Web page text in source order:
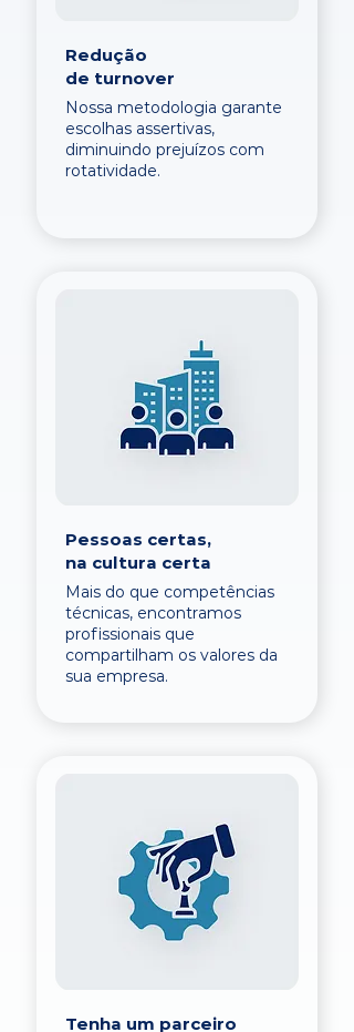
Redução
de turnover
Nossa metodologia garante
escolhas assertivas,
diminuindo prejuízos com
rotatividade.
Pessoas certas,
na cultura certa
Mais do que competências
técnicas, encontramos
profissionais que
compartilham os valores da
sua empresa.
Tenha um parceiro